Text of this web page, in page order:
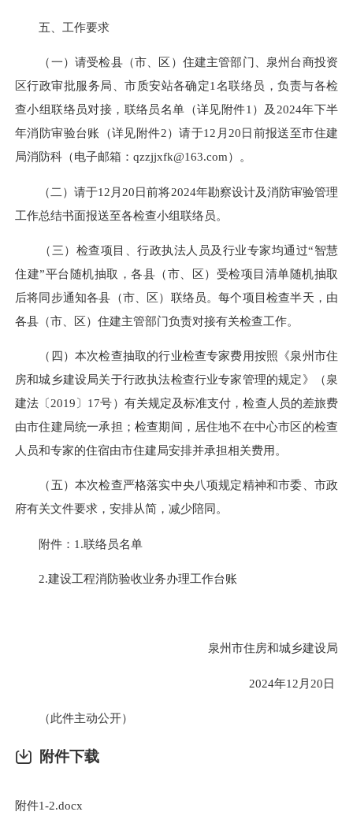
五、工作要求
（一）请受检县（市、区）住建主管部门、泉州台商投资
区行政审批服务局、市质安站各确定1名联络员，负责与各检
查小组联络员对接，联络员名单（详见附件1）及2024年下半
年消防审验台账（详见附件2）请于12月20日前报送至市住建
局消防科（电子邮箱：qzzjjxfk@163.com）。
（二）请于12月20日前将2024年勘察设计及消防审验管理
工作总结书面报送至各检查小组联络员。
（三）检查项目、行政执法人员及行业专家均通过“智慧
住建”平台随机抽取，各县（市、区）受检项目清单随机抽取
后将同步通知各县（市、区）联络员。每个项目检查半天，由
各县（市、区）住建主管部门负责对接有关检查工作。
（四）本次检查抽取的行业检查专家费用按照《泉州市住
房和城乡建设局关于行政执法检查行业专家管理的规定》（泉
建法〔2019〕17号）有关规定及标准支付，检查人员的差旅费
由市住建局统一承担；检查期间，居住地不在中心市区的检查
人员和专家的住宿由市住建局安排并承担相关费用。
（五）本次检查严格落实中央八项规定精神和市委、市政
府有关文件要求，安排从简，减少陪同。
附件：1.联络员名单
2.建设工程消防验收业务办理工作台账
泉州市住房和城乡建设局
2024年12月20日
（此件主动公开）
附件下载
附件1-2.docx